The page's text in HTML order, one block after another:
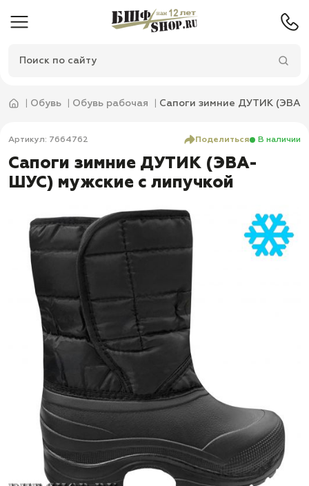
Обувь Обувь рабочая Сапоги зимние ДУТИК (ЭВА-
Артикул: 7664762 Поделиться В наличии
Сапоги зимние ДУТИК (ЭВА-
ШУС) мужские с липучкой